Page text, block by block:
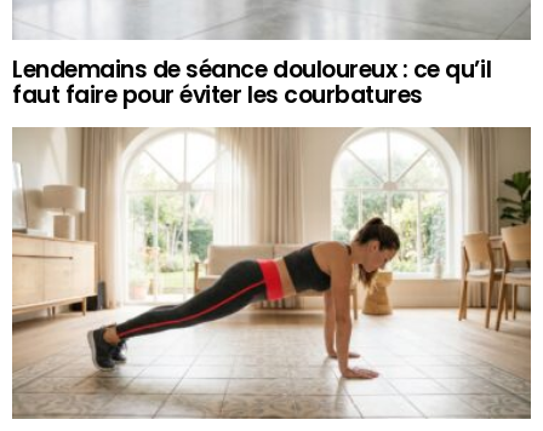
Lendemains de séance douloureux : ce qu’il
faut faire pour éviter les courbatures